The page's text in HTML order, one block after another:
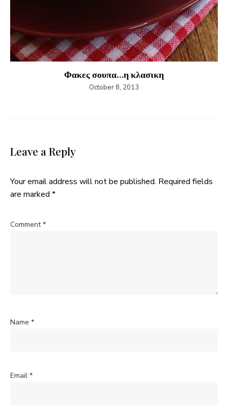
Φακες σουπα…η κλασικη
October 8, 2013
Leave a Reply
Your email address will not be published. Required fields
are marked *
Comment*
Name *
Email *